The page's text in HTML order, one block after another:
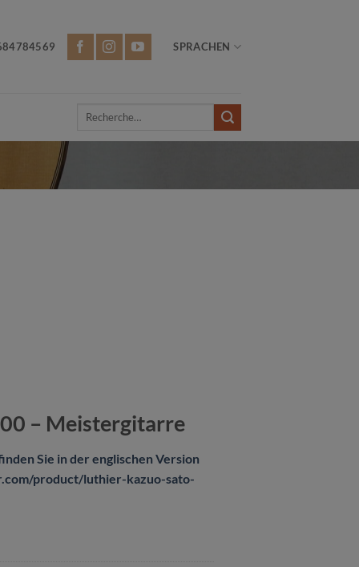
SPRACHEN
Recherche
– Meistergitarre
Sie in der englischen Version
product/luthier-kazuo-sato-